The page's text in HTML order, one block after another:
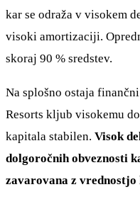
kar se odraža v visokem
visoki amortizaciji.
skoraj 90 % sredstev.
Na splošno ostaja
Resorts kljub visokemu
kapitala stabilen. Visok
dolgoročnih obveznosti
zavarovana z vrednostjo